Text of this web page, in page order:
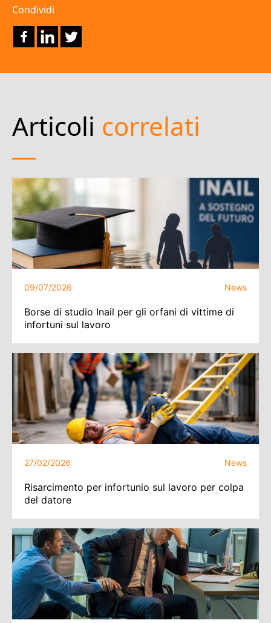
Condividi
Articoli correlati
09/07/2026 News
Borse di studio Inail per gli orfani di vittime di
infortuni sul lavoro
27/02/2026 News
Risarcimento per infortunio sul lavoro per colpa
del datore